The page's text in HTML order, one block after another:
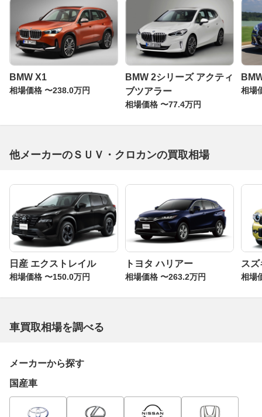
BMW X1
相場価格 〜238.0万円
BMW 2シリーズ アクティ
ブツアラー
相場価格 〜77.4万円
相場
他メーカーのＳＵＶ・クロカンの買取相場
日産 エクストレイル
相場価格 〜150.0万円
トヨタ ハリアー
相場価格 〜263.2万円
ス
相場
車買取相場を調べる
メーカーから探す
国産車